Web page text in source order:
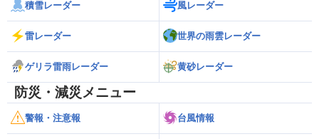
積雪レーダー 風レーダー
雷レーダー 世界の雨雲レーダー
ゲリラ雷雨レーダー 黄砂レーダー
防災・減災メニュー
警報・注意報 台風情報